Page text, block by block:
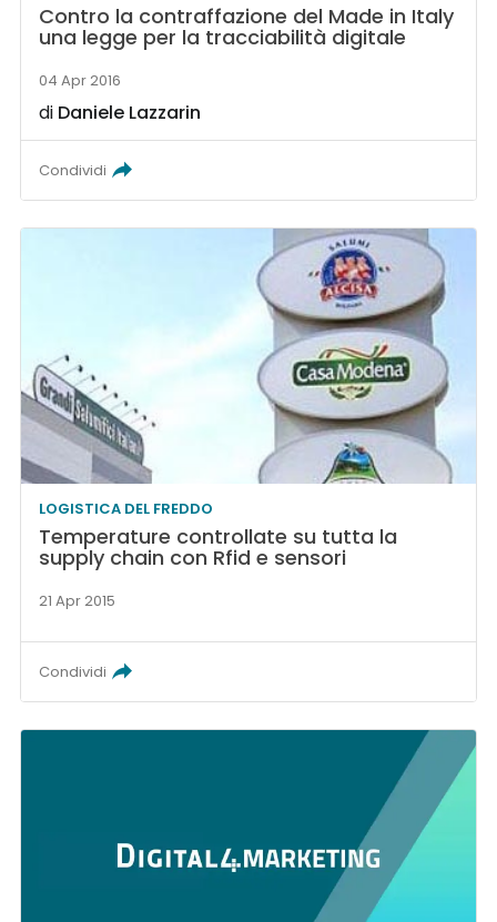
Contro la contraffazione del Made in Italy
una legge per la tracciabilità digitale
04 Apr 2016
di Daniele Lazzarin
Condividi
LOGISTICA DEL FREDDO
Temperature controllate su tutta la
supply chain con Rfid e sensori
21 Apr 2015
Condividi